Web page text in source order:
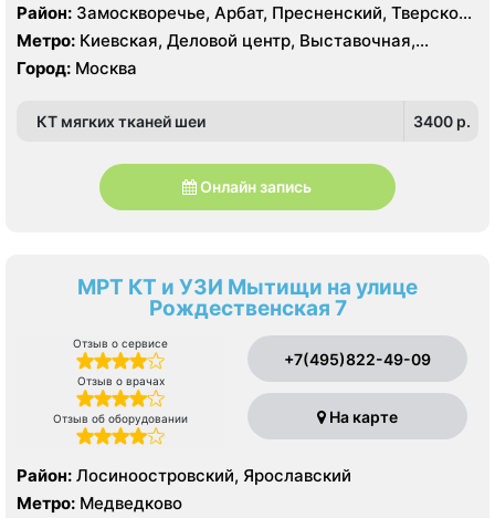
Район: Замоскворечье, Арбат, Пресненский, Тверской,
Хамовники
Метро: Киевская, Деловой центр, Выставочная,
Боровицкая, Библиотека им. Ленина, Баррикадная,
Арбатская, Краснопресненская, Кропоткинская, Парк
Александровский сад
Город: Москва
КТ мягких тканей шеи 3400 p.
Онлайн запись
МРТ КТ и УЗИ Мытищи на улице
Рождественская 7
Отзыв о сервисе
Отзыв о врачах
Отзыв об оборудовании
+7(495)822-49-09
На карте
Район: Лосиноостровский, Ярославский
Метро: Медведково